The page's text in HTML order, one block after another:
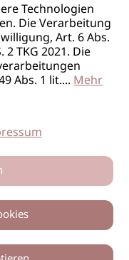
Technologien
Die Verarbeitung
Art. 6 Abs.
2 TKG 2021. Die
Abs. 1 lit....Mehr